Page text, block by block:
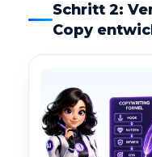
Schritt 2:
Copy